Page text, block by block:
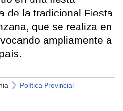
de la tradicional Fiesta
que se realiza en
ampliamente a
Política Provincial